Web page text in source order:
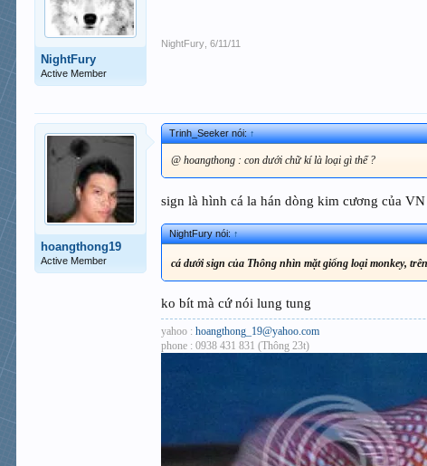
NightFury
Active Member
NightFury 6/11/11
hoangthong19
Active Member
Trinh_Seeker nói:↑
@ hoangthong : con dưới chữ kí là loại gì thế ?
sign là hình cá la hán dòng kim cương của VN
NightFury nói:↑
cá dưới sign của Thông nhìn mặt giống loại monkey,
ko bít mà cứ nói lung tung
yahoo :hoangthong_19@yahoo.com
phone : 0938 431 831 (Thông 23t)